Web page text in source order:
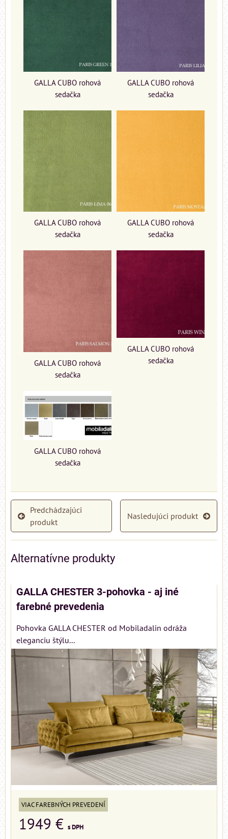
GALLA CUBO rohová
sedačka
GALLA CUBO rohová
sedačka
GALLA CUBO rohová
sedačka
GALLA CUBO rohová
sedačka
GALLA CUBO rohová
sedačka
GALLA CUBO rohová
sedačka
GALLA CUBO rohová
sedačka
Predchádzajúci
produkt
Nasledujúci produkt
Alternatívne produkty
GALLA CHESTER 3-pohovka - aj iné
farebné prevedenia
Pohovka GALLA CHESTER od Mobiladalin odráža
eleganciu štýlu...
VIAC FAREBNÝCH PREVEDENÍ
1949 € s DPH